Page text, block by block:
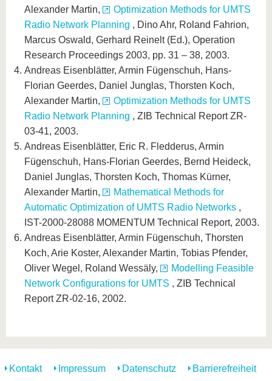
Alexander Martin,
Optimization Methods for UMTS
Radio Network Planning , Dino Ahr, Roland Fahrion,
Marcus Oswald, Gerhard Reinelt (Ed.), Operation
Research Proceedings 2003, pp. 31 – 38, 2003.
Andreas Eisenblätter, Armin Fügenschuh, Hans-
Florian Geerdes, Daniel Junglas, Thorsten Koch,
Alexander Martin,
Optimization Methods for UMTS
Radio Network Planning , ZIB Technical Report ZR-
03-41, 2003.
Andreas Eisenblätter, Eric R. Fledderus, Armin
Fügenschuh, Hans-Florian Geerdes, Bernd Heideck,
Daniel Junglas, Thorsten Koch, Thomas Kürner,
Alexander Martin,
Mathematical Methods for
Automatic Optimization of UMTS Radio Networks ,
IST-2000-28088 MOMENTUM Technical Report, 2003.
Andreas Eisenblätter, Armin Fügenschuh, Thorsten
Koch, Arie Koster, Alexander Martin, Tobias Pfender,
Oliver Wegel, Roland Wessäly,
Modelling Feasible
Network Configurations for UMTS , ZIB Technical
Report ZR-02-16, 2002.
Kontakt Impressum Datenschutz Barrierefreiheit